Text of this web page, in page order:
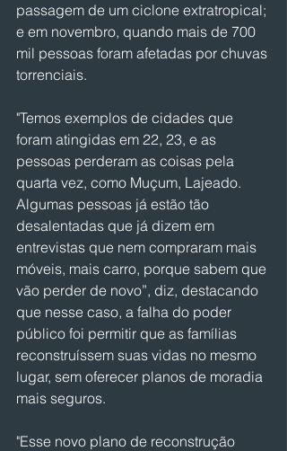
passagem de um ciclone extratropical;
e em novembro, quando mais de 700
mil pessoas foram afetadas por chuvas
torrenciais.
"Temos exemplos de cidades que
foram atingidas em 22, 23, e as
pessoas perderam as coisas pela
quarta vez, como Muçum, Lajeado.
Algumas pessoas já estão tão
desalentadas que já dizem em
entrevistas que nem compraram mais
móveis, mais carro, porque sabem que
vão perder de novo”, diz, destacando
que nesse caso, a falha do poder
público foi permitir que as famílias
reconstruíssem suas vidas no mesmo
lugar, sem oferecer planos de moradia
mais seguros.
"Esse novo plano de reconstrução